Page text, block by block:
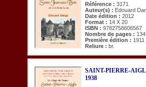
Référence : 3171
Auteur(s) : Edouard
Date édition : 2012
Format : 14 X 20
ISBN : 9782758606567
Nombre de pages : 134
Première édition : 1911
Reliure : br.
SAINT-PIERRE-
1938